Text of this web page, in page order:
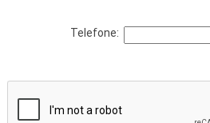
Telefone: